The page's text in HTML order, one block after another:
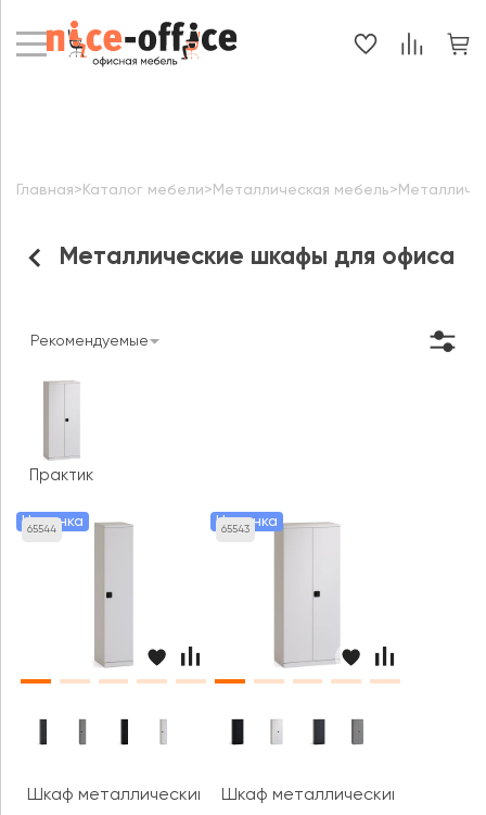
Металлические шкафы для офиса
Главная> Каталог мебели> Металлическая мебель>
Рекомендуемые
65544
Новинка
Шкаф металлический узкий, 4 полки (универсальный
65543
Новинка
Шкаф металлический
Практик